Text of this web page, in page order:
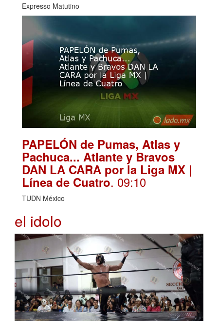
Expresso Matutino
PAPELÓN de Pumas, Atlas y
Pachuca... Atlante y Bravos
DAN LA CARA por la Liga MX |
Línea de Cuatro. 09:10
TUDN México
el idolo